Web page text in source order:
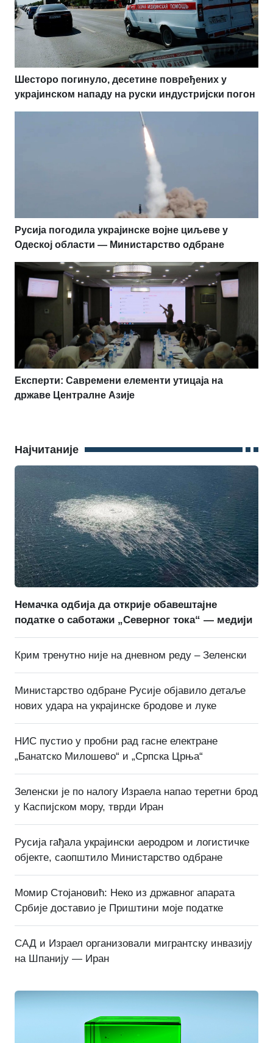
Шесторо погинуло, десетине повређених у
украјинском нападу на руски индустријски погон
Русија погодила украјинске војне циљеве у
Одеској области — Министарство одбране
Експерти: Савремени елементи утицаја на
државе Централне Азије
Најчитаније
Немачка одбија да открије обавештајне
податке о саботажи „Северног тока“ — медији
Крим тренутно није на дневном реду – Зеленски
Министарство одбране Русије објавило детаље
нових удара на украјинске бродове и луке
НИС пустио у пробни рад гасне електране
„Банатско Милошево“ и „Српска Црња“
Зеленски је по налогу Израела напао теретни брод
у Каспијском мору, тврди Иран
Русија гађала украјински аеродром и логистичке
објекте, саопштило Министарство одбране
Момир Стојановић: Неко из државног апарата
Србије доставио је Приштини моје податке
САД и Израел организовали мигрантску инвазију
на Шпанију — Иран